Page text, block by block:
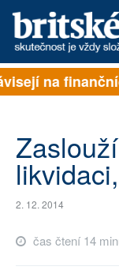
PŘIHLÁSIT
ARCHIV
na
2. 12. 2014
čas čtení 14